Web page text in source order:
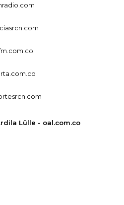
Lülle - oal.com.co